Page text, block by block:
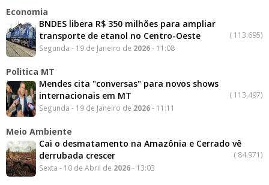
Economia
BNDES libera R$ 350 milhões para ampliar
transporte de etanol no Centro-Oeste
( 113.695)
Segunda - 19 de Janeiro de 2026- 11:08
Politica MT
Mendes cita "conversas" para novos shows
internacionais em MT
( 113.497)
Segunda - 19 de Janeiro de 2026- 11:11
Meio Ambiente
Cai o desmatamento na Amazônia e Cerrado vê
derrubada crescer
( 84.971)
Sexta - 10 de Abril de 2026- 13:03